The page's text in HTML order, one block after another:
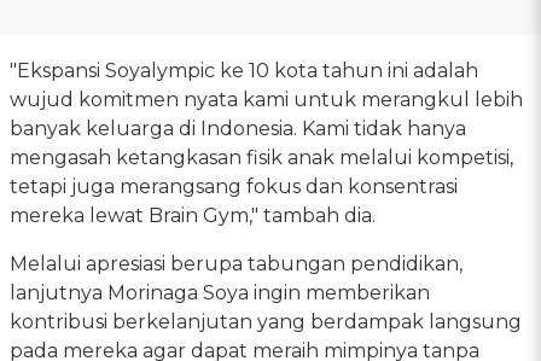
"Ekspansi Soyalympic ke 10 kota tahun ini adalah
wujud komitmen nyata kami untuk merangkul lebih
banyak keluarga di Indonesia. Kami tidak hanya
mengasah ketangkasan fisik anak melalui kompetisi,
tetapi juga merangsang fokus dan konsentrasi
mereka lewat Brain Gym," tambah dia.
Melalui apresiasi berupa tabungan pendidikan,
lanjutnya Morinaga Soya ingin memberikan
kontribusi berkelanjutan yang berdampak langsung
pada mereka agar dapat meraih mimpinya tanpa